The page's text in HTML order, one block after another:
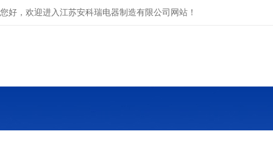
您好，欢迎进入江苏安科瑞电器制造有限公司网站！